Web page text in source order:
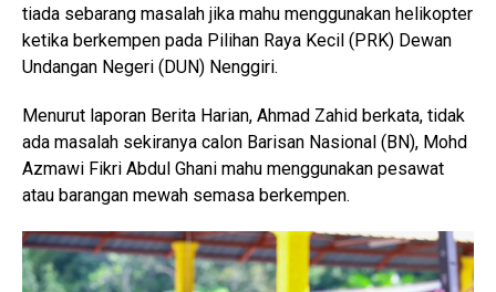
tiada sebarang masalah jika mahu menggunakan helikopter
ketika berkempen pada Pilihan Raya Kecil (PRK) Dewan
Undangan Negeri (DUN) Nenggiri.
Menurut laporan Berita Harian, Ahmad Zahid berkata, tidak
ada masalah sekiranya calon Barisan Nasional (BN), Mohd
Azmawi Fikri Abdul Ghani mahu menggunakan pesawat
atau barangan mewah semasa berkempen.